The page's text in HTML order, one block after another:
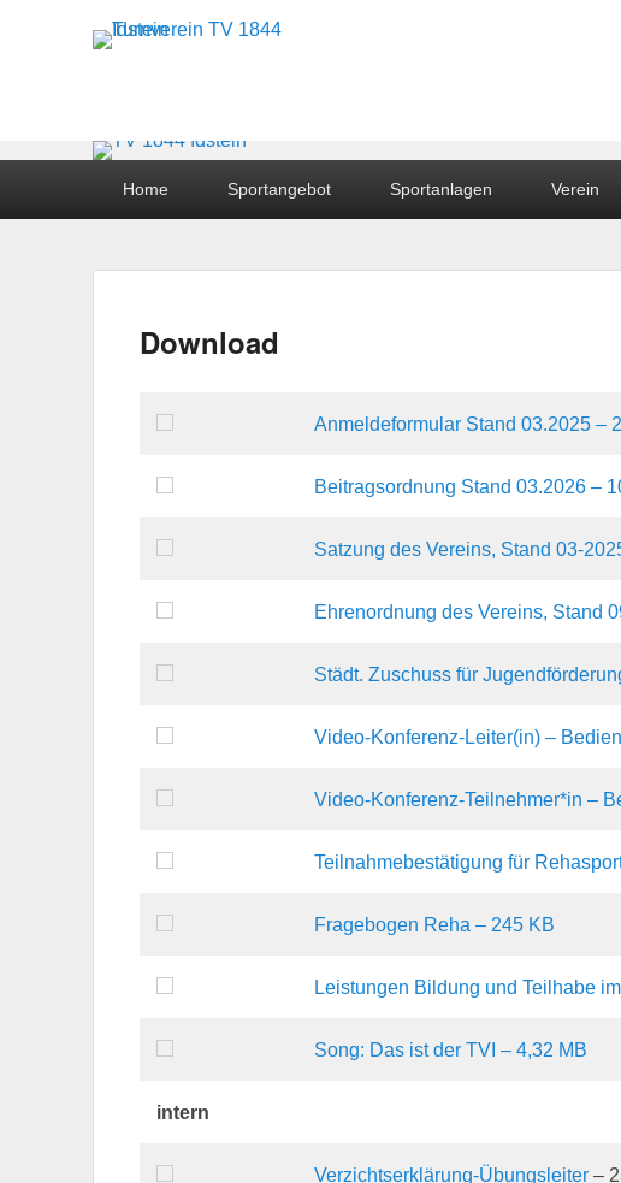
Turnverein TV 1844
Home Sportangebot Sportanlagen Verein
Download
Anmeldeformular Stand 03.2025 –
Beitragsordnung Stand 03.2026 –
Satzung des Vereins, Stand 03-
Ehrenordnung des Vereins, Stand
Städt. Zuschuss für
Video-Konferenz-Leiter(in) –
Video-Konferenz-Teilnehmer*in –
Teilnahmebestätigung für
Fragebogen Reha – 245 KB
Leistungen Bildung und Teilhabe
Song: Das ist der TVI – 4,32 MB
intern
Verzichtserklärung-Übungsleiter –